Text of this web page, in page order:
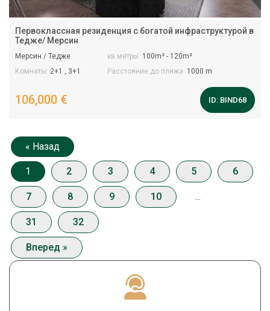
Первоклассная резиденция с богатой инфраструктурой в
Тедже/ Мерсин
Мерсин / Тедже кв.метры: 100m² - 120m²
Комнаты: 2+1 , 3+1 Расстояние до пляжа: 1000 m
106,000 € ID: BIND68
« Назад
1 2 3 4 5 6
7 8 9 10 ...
31 32
Вперед »